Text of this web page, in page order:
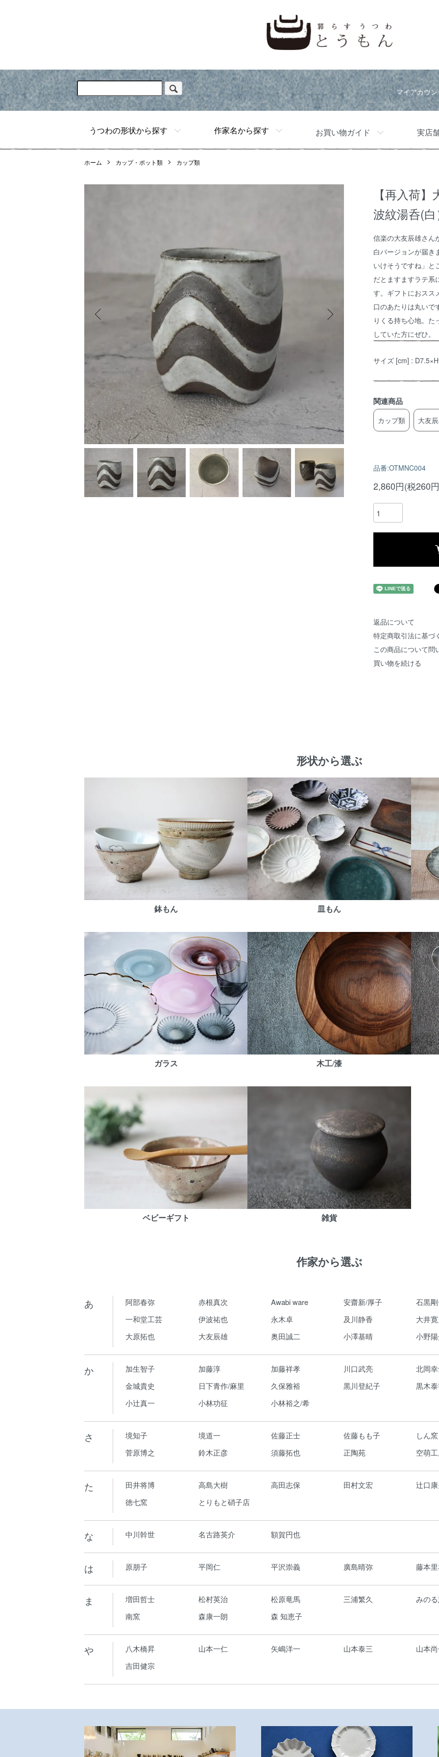
マイアカウン
うつわの形状から探す 作家名から探す お買い物ガイド 実店
ホーム カップ・ポット類 カップ類
【再入荷
波紋湯呑(白
信楽の大友辰雄さん
白バージョンが届き
いけそうですね」と
だとますますラテ系
す。ギフトにおスス
口のあたりは丸いで
りくる持ち心地。
していた方にぜひ。
サイズ [cm] :
関連商品
カップ類 大友
品番:OTMNC004
2,860円(税260
返品について
特定商取引法に基づ
この商品について問
買い物を続ける
形状から選ぶ
鉢もん 皿もん
ガラス 木工/漆
ベビーギフト 雑貨
作家から選ぶ
あ 阿部春弥 赤根真次 Awabi ware 安齋新/厚子 石黒
一和堂工芸
伊波祐也 永木卓 及川静香 大井
大原拓也
大友辰雄 奥田誠二 小澤基晴 小野
か 加生智子 加藤淳 加藤祥孝 川口武亮 北岡
金城貴史
日下青作/麻里 久保雅裕 黒川登紀子 黒木
小辻真一
小林功征 小林裕之/希
さ 境知子 境道一 佐藤正士 佐藤もも子 しん窯
菅原博之
鈴木正彦 須藤拓也 正陶苑 空萌
た 田井将博 高島大樹 高田志保 田村文宏 辻口
徳七窯
とりもと硝子店
な 中川幹世 名古路英介 額賀円也
は 原朋子 平岡仁 平沢崇義 廣島晴弥 藤本
ま 増田哲士 松村英治 松原竜馬 三浦繁久 みの
南窯
森康一朗 森 知恵子
や 八木橋昇 山本一仁 矢嶋洋一 山本泰三 山本
吉田健宗